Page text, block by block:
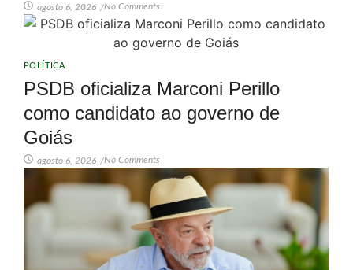
agosto 6, 2026 /No Comments
POLÍTICA
PSDB oficializa Marconi Perillo
como candidato ao governo de
Goiás
agosto 6, 2026 /No Comments